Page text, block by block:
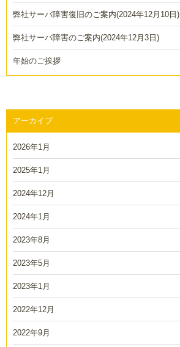
ン
弊社サーバ障害復旧のご案内(2024年12月10日)
弊社サーバ障害のご案内(2024年12月3日)
年始のご挨拶
アーカイブ
2026年1月
2025年1月
2024年12月
2024年1月
2023年8月
2023年5月
2023年1月
2022年12月
2022年9月